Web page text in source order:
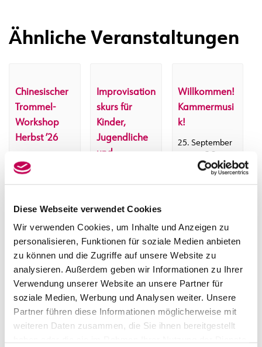
Diese Webseite verwendet Cookies
Wir verwenden Cookies, um Inhalte und Anzeigen zu
personalisieren, Funktionen für soziale Medien anbieten
zu können und die Zugriffe auf unsere Website zu
analysieren. Außerdem geben wir Informationen zu Ihrer
Verwendung unserer Website an unsere Partner für
soziale Medien, Werbung und Analysen weiter. Unsere
Partner führen diese Informationen möglicherweise mit
weiteren Daten zusammen, die Sie ihnen bereitgestellt
Ähnliche Veranstaltungen
Chinesischer
Trommel-
Workshop
Herbst ’26
14:00
Improvisation
skurs für
Kinder,
Jugendliche
und
Jetzt
10:00–13:00
Willkommen!
Kammermusi
k!
25. September
September
18:00
V
e
«Workshop für freie
Improvisation II für
alle Instrumente und